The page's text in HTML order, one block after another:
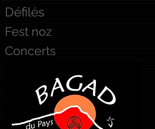
Défilés
Fest noz
Concerts